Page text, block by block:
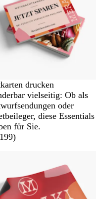
drucken
vielseitig: Ob als
oder
diese Essentials
für Sie.
199)